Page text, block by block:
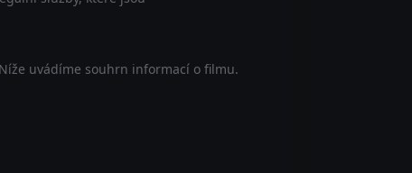
uvádíme souhrn informací o filmu.